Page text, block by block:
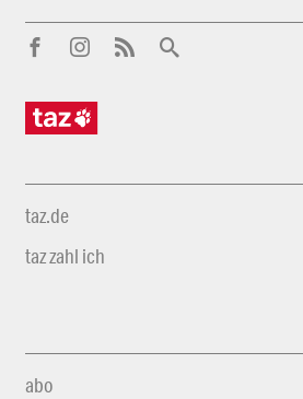
taz.de
taz zahl ich
abo